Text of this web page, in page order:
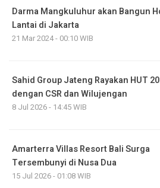
Darma Mangkuluhur akan Bangun
Lantai di Jakarta
21 Mar 2024 - 00:10 WIB
Sahid Group Jateng Rayakan HUT
dengan CSR dan Wilujengan
8 Jul 2026 - 14:45 WIB
Amarterra Villas Resort Bali Surga
Tersembunyi di Nusa Dua
15 Jul 2026 - 01:08 WIB